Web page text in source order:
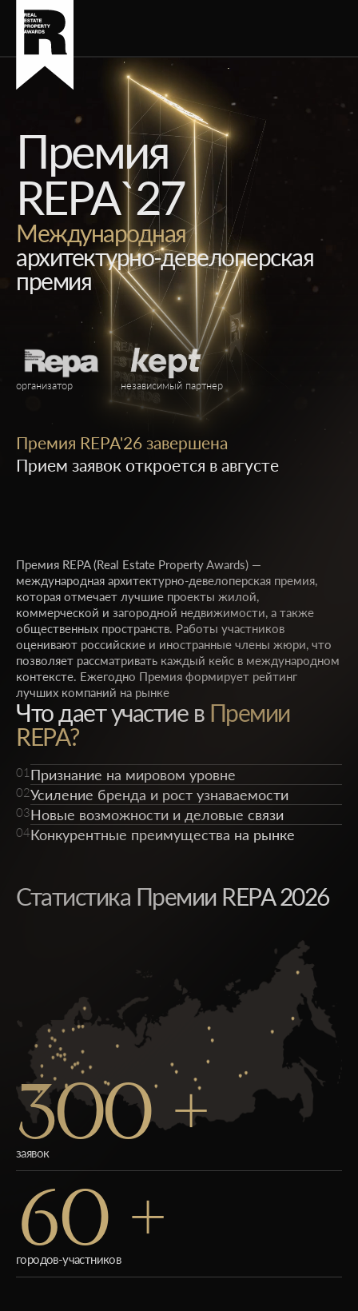
Премия
REPA`27
Международная
архитектурно-девелоперская
премия
организатор
Премия REPA'26 завершена
Прием заявок откроется в августе
независимый партнер
Премия REPA (Real Estate Property Awards) —
международная архитектурно-девелоперская премия,
которая отмечает лучшие проекты жилой,
коммерческой и загородной недвижимости, а также
общественных пространств. Работы участников
оценивают российские и иностранные члены жюри, что
позволяет рассматривать каждый кейс в международном
контексте. Ежегодно Премия формирует рейтинг
лучших компаний на рынке
Что дает участие в Премии
REPA?
01 Признание на мировом уровне
02Усиление бренда и рост узнаваемости
03Новые возможности и деловые связи
04Конкурентные преимущества на рынке
Статистика Премии REPA 2026
300 +
заявок
60 +
городов-участников